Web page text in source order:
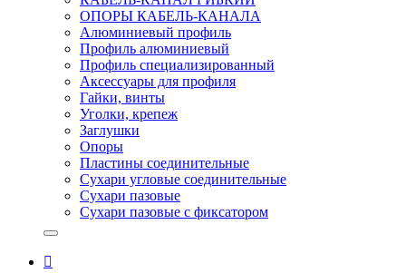
ОПОРЫ КАБЕЛЬ-КАНАЛА
Алюминиевый профиль
Профиль алюминиевый
Профиль специализированный
Аксессуары для профиля
Гайки, винты
Уголки, крепеж
Заглушки
Опоры
Пластины соединительные
Сухари угловые соединительные
Сухари пазовые
Сухари пазовые с фиксатором
